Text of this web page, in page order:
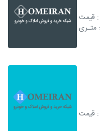
: قیمت
: متـری
: قیمت